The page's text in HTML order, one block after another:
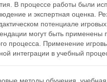
В процессе работы были
и экспертная оценка.
потенциале
могут быть применены
процесса. Применение
интеграции в учебный